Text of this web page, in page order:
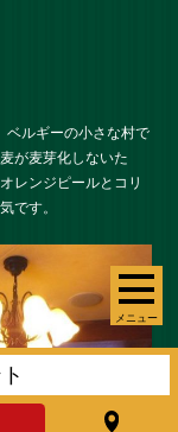
メニュー
ベルギーの小さな村で
が麦芽化しないた
レンジピールとコリ
です。